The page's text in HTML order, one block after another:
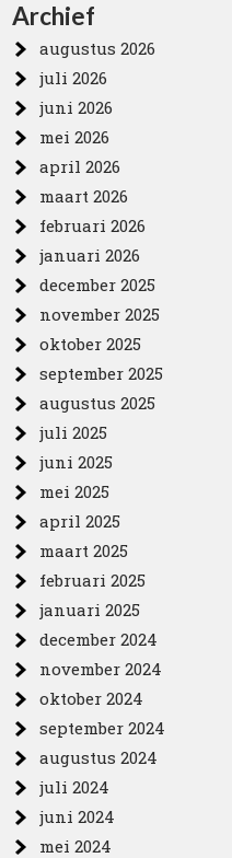
Archief
augustus 2026
juli 2026
juni 2026
mei 2026
april 2026
maart 2026
februari 2026
januari 2026
december 2025
november 2025
oktober 2025
september 2025
augustus 2025
juli 2025
juni 2025
mei 2025
april 2025
maart 2025
februari 2025
januari 2025
december 2024
november 2024
oktober 2024
september 2024
augustus 2024
juli 2024
juni 2024
mei 2024